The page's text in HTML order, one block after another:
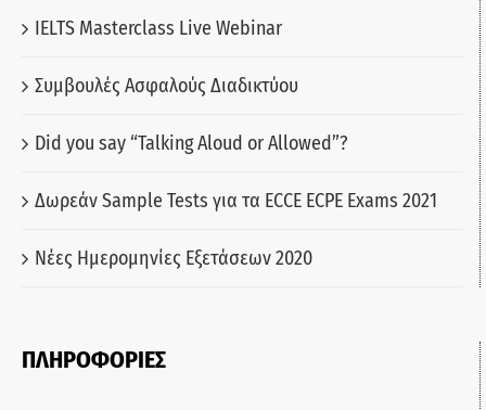
IELTS Masterclass Live Webinar
Συμβουλές Ασφαλούς Διαδικτύου
Did you say “Talking Aloud or Allowed”?
Δωρεάν Sample Tests για τα ECCE ECPE Exams 2021
Νέες Ημερομηνίες Εξετάσεων 2020
ΠΛΗΡΟΦΟΡΙΕΣ